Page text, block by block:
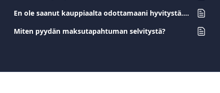
En ole saanut kauppiaalta odottamaani hyvitystä. Mitä minun pitäisi tehdä?
Miten pyydän maksutapahtuman selvitystä?